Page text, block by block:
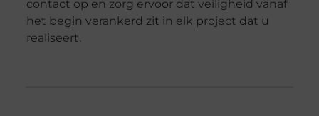
contact op en zorg ervoor dat veiligheid vanaf
het begin verankerd zit in elk project dat u
realiseert.